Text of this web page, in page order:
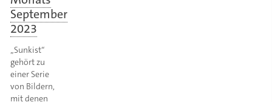
September
2023
„Sunkist“
gehört zu
einer Serie
von Bildern,
mit denen